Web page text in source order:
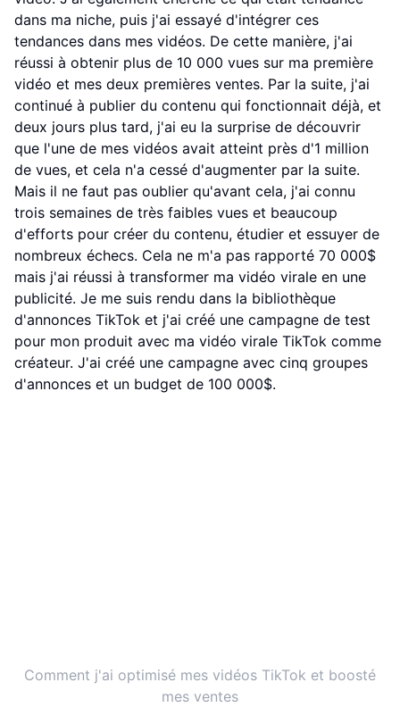
dans ma niche, puis j'ai essayé d'intégrer ces
tendances dans mes vidéos. De cette manière, j'ai
réussi à obtenir plus de 10 000 vues sur ma première
vidéo et mes deux premières ventes. Par la suite, j'ai
continué à publier du contenu qui fonctionnait déjà, et
deux jours plus tard, j'ai eu la surprise de découvrir
que l'une de mes vidéos avait atteint près d'1 million
de vues, et cela n'a cessé d'augmenter par la suite.
Mais il ne faut pas oublier qu'avant cela, j'ai connu
trois semaines de très faibles vues et beaucoup
d'efforts pour créer du contenu, étudier et essuyer de
nombreux échecs. Cela ne m'a pas rapporté 70 000$
mais j'ai réussi à transformer ma vidéo virale en une
publicité. Je me suis rendu dans la bibliothèque
d'annonces TikTok et j'ai créé une campagne de test
pour mon produit avec ma vidéo virale TikTok comme
créateur. J'ai créé une campagne avec cinq groupes
d'annonces et un budget de 100 000$.
Comment j'ai optimisé mes vidéos TikTok et boosté
mes ventes